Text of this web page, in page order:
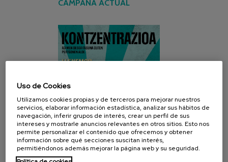
CAMPAÑA ACTUAL
Uso de Cookies
Utilizamos cookies propias y de terceros para mejorar nuestros
servicios, elaborar información estadística, analizar sus hábitos de
navegación, inferir grupos de interés, crear un perfil de sus
intereses y mostrarle anuncios relevantes en otros sitios. Esto nos
permite personalizar el contenido que ofrecemos y obtener
información sobre qué secciones suscitan interés,
permitiéndonos además mejorar la página web y su seguridad.